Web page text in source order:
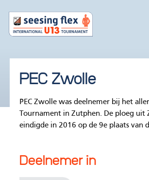
PEC Zwolle
PEC Zwolle was deelnemer bij het
Tournament in Zutphen. De ploeg uit
eindigde in 2016 op de 9e plaats van
Deelnemer in